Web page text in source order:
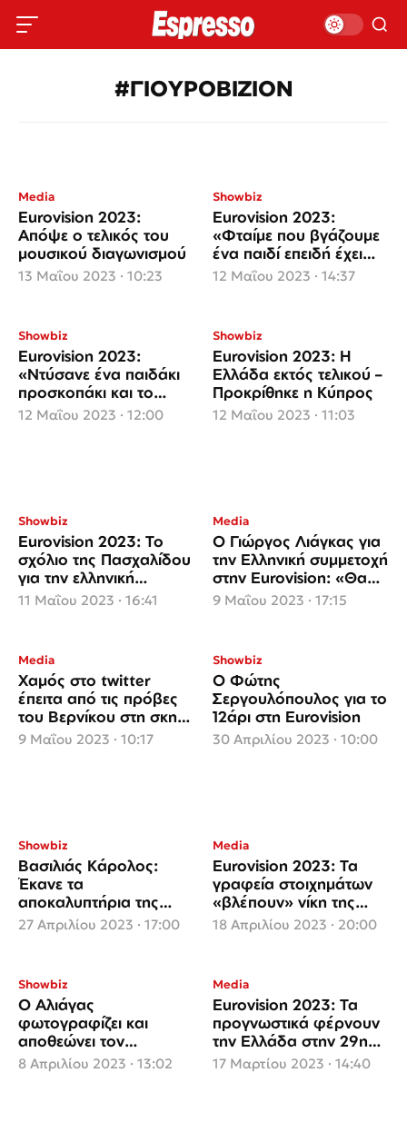
#ΓΙΟΥΡΟΒΙΖΙΟΝ
Media
Eurovision 2023:
Απόψε ο τελικός του
μουσικού διαγωνισμού
13 Μαΐου 2023 · 10:23
Showbiz
Eurovision 2023:
«Φταίμε που βγάζουμε
ένα παιδί επειδή έχει
γνωστό όνομα»
12 Μαΐου 2023 · 14:37
Showbiz
Eurovision 2023:
«Ντύσανε ένα παιδάκι
προσκοπάκι και το
στείλανε να
12 Μαΐου 2023 · 12:00
Showbiz
Eurovision 2023: Η
Ελλάδα εκτός τελικού –
Προκρίθηκε η Κύπρος
12 Μαΐου 2023 · 11:03
Showbiz
Eurovision 2023: Το
σχόλιο της Πασχαλίδου
για την ελληνική
συμμετοχή που θα
11 Μαΐου 2023 · 16:41
Media
Ο Γιώργος Λιάγκας για
την Ελληνική συμμετοχή
στην Eurovision: «Θα
πάει άπατο, είναι
9 Μαΐου 2023 · 17:15
Media
Χαμός στο twitter
έπειτα από τις πρόβες
του Βερνίκου στη σκηνή
της Eurovision
9 Μαΐου 2023 · 10:17
Showbiz
Ο Φώτης
Σεργουλόπουλος για το
12άρι στη Eurovision
30 Απριλίου 2023 · 10:00
Showbiz
Βασιλιάς Κάρολος:
Έκανε τα
αποκαλυπτήρια της
σκηνής της Eurovision
27 Απριλίου 2023 · 17:00
Media
Eurovision 2023: Τα
γραφεία στοιχημάτων
«βλέπουν» νίκη της
Σουηδίας
18 Απριλίου 2023 · 20:00
Showbiz
Ο Αλιάγας
φωτογραφίζει και
αποθεώνει τον
εκπρόσωπο της
Ελλάδας στη Eurovision
8 Απριλίου 2023 · 13:02
Media
Eurovision 2023: Τα
προγνωστικά φέρνουν
την Ελλάδα στην 29η
θέση
17 Μαρτίου 2023 · 14:40